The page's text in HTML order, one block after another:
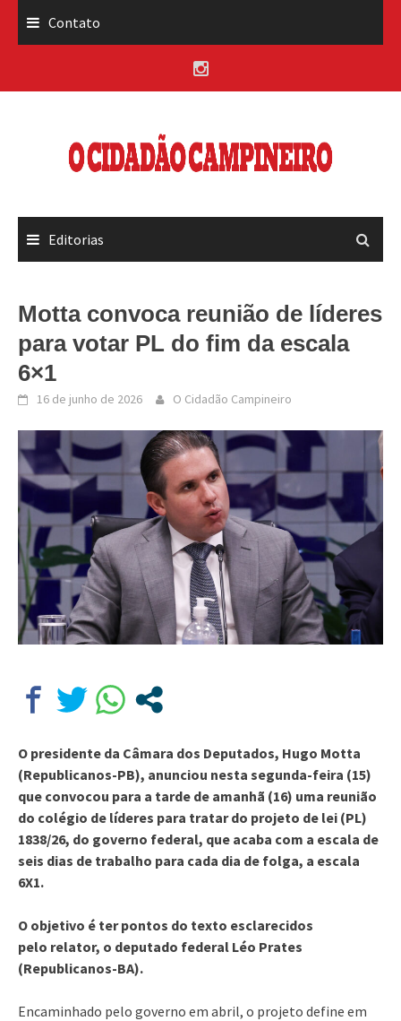
Contato
Editorias
Motta convoca reunião de líderes
para votar PL do fim da escala
6×1
16 de junho de 2026 O Cidadão Campineiro
O presidente da Câmara dos Deputados, Hugo Motta
(Republicanos-PB), anunciou nesta segunda-feira (15)
que convocou para a tarde de amanhã (16) uma reunião
do colégio de líderes para tratar do projeto de lei (PL)
1838/26, do governo federal, que acaba com a escala de
seis dias de trabalho para cada dia de folga, a escala
6X1.
O objetivo é ter pontos do texto esclarecidos
pelo relator, o deputado federal Léo Prates
(Republicanos-BA).
Encaminhado pelo governo em abril, o projeto define em